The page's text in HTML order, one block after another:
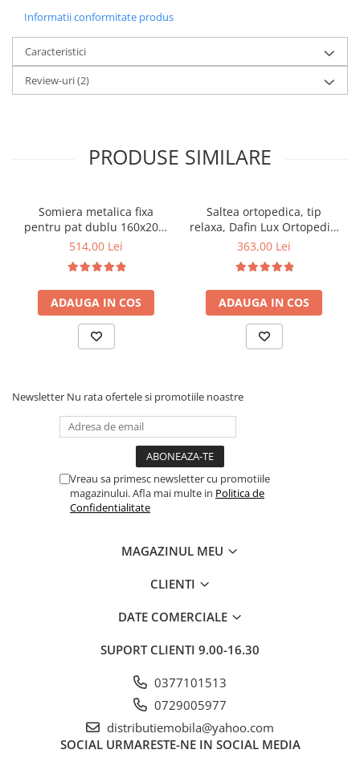
Informatii conformitate produs
Caracteristici
Review-uri(2)
PRODUSE SIMILARE
Somiera metalica fixa
pentru pat dublu 160x200,
6 picioare, 32 lamele lemn
saltea ferm, negru
514,00 Lei
ADAUGA IN COS
Saltea ortopedica, tip
relaxa, Dafin Lux Ortopedic,
90x200x21cm, fermitate
tip Bonell, fata vara-iarna,
sistem de aerisire cu
butoni, Salt Confort
363,00 Lei
ADAUGA IN COS
Newsletter Nu rata ofertele si promotiile noastre
Vreau sa primesc newsletter cu promotiile
magazinului. Afla mai multe in Politica de
Confidentialitate
MAGAZINUL MEU
CLIENTI
DATE COMERCIALE
SUPORT CLIENTI 9.00-16.30
0377101513
0729005977
distributiemobila@yahoo.com
SOCIAL URMARESTE-NE IN SOCIAL MEDIA